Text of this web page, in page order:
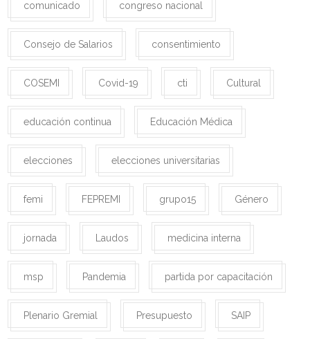
comunicado congreso nacional
Consejo de Salarios consentimiento
COSEMI Covid-19 cti Cultural
educación continua Educación Médica
elecciones elecciones universitarias
femi FEPREMI grupo15 Género
jornada Laudos medicina interna
msp Pandemia partida por capacitación
Plenario Gremial Presupuesto SAIP